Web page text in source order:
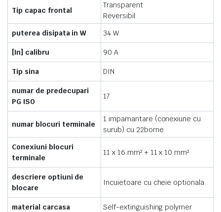
Tip capac frontal
Transparent
Reversibil
puterea disipata in W
34 W
[In] calibru 90 A
Tip sina DIN
numar de predecupari
PG ISO
17
numar blocuri terminale
1 impamantare (conexiune cu
surub) cu 22borne
Conexiuni blocuri
terminale
11 x 16 mm² + 11 x 10 mm²
descriere optiuni de
blocare
Incuietoare cu cheie optionala
material carcasa Self-extinguishing polymer